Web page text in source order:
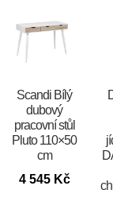
Scandi Bílý
dubový
pracovní stůl
Pluto 110×50
cm
4 545 Kč